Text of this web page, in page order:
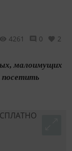
4261 0 2
малоимущих
посетить